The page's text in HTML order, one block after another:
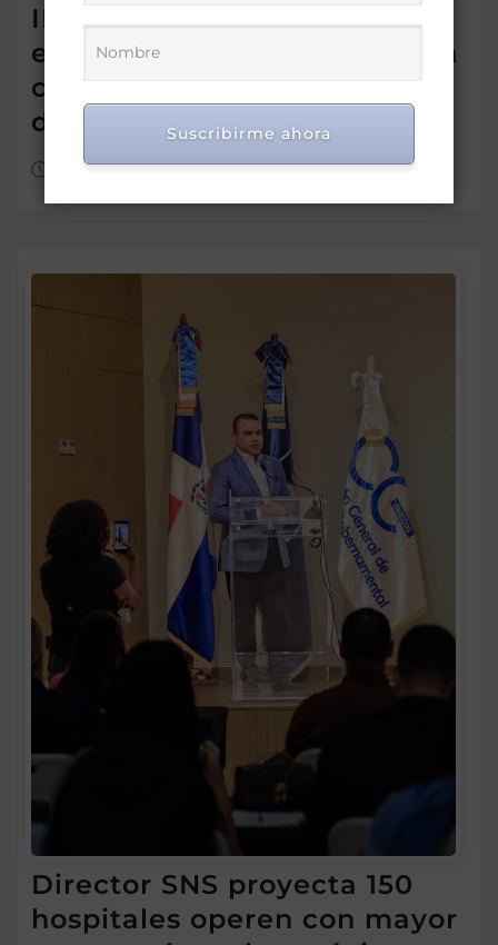
IDEICE y MINERD coordinan
estrategias para fortalecer la
calidad de la educación
dominicana
Ago 7, 2026
Director SNS proyecta 150
hospitales operen con mayor
Suscribirme ahora